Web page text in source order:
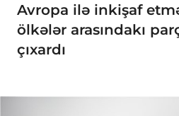
Avropa ilə inkişaf
ölkələr arasındakı
çıxardı